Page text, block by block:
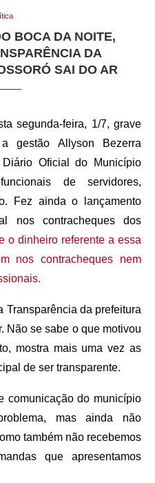
BOCA DA NOITE,
DA
SAI DO AR
segunda-feira, 1/7, grave
gestão Allyson Bezerra
Oficial do Município
de servidores,
Fez ainda o lançamento
nos contracheques dos
o dinheiro referente a essa
nos contracheques nem
Transparência da prefeitura
Não se sabe o que motivou
mostra mais uma vez as
de ser transparente.
comunicação do município
mas ainda não
também não recebemos
que apresentamos